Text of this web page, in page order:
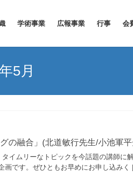
学術事業 広報事業 行事 会
5月
の融合」(北道敏行先生/小池軍
イムリーなトピックを今話題の講師に
画です。ぜひともお早めにお申し込み